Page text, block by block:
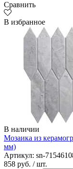
Сравнить
В избранное
В наличии
Мозаика из
мм)
Артикул: sn-
858 руб. / шт.